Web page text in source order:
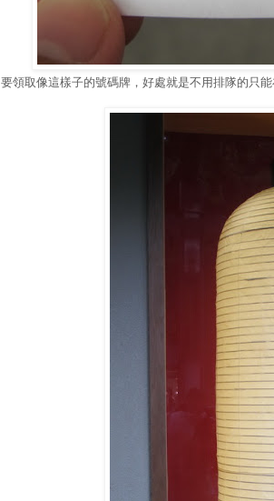
要領取像這樣子的號碼牌，好處就是不用排隊的只